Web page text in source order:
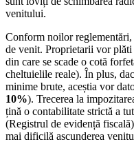
venitului.
Conform noilor
de venit. Proprietarii vor plăti
din care se scade o cotă
cheltuielile reale). În plus,
minime brute, aceștia vor
10%). Trecerea la
țină o contabilitate strictă a
(Registrul de evidență
mai dificilă ascunderea